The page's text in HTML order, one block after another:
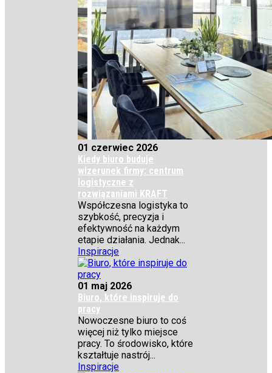
01 czerwiec 2026
Kiedy biuro buduje
wizerunek firmy: centrum
logistyczne z
rozwiązaniami KRAFT
Współczesna logistyka to
szybkość, precyzja i
efektywność na każdym
etapie działania. Jednak...
Inspiracje
01 maj 2026
Biuro, które inspiruje do
pracy
Nowoczesne biuro to coś
więcej niż tylko miejsce
pracy. To środowisko, które
kształtuje nastrój...
Inspiracje